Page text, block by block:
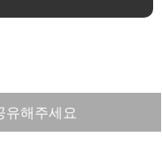
유해주세요